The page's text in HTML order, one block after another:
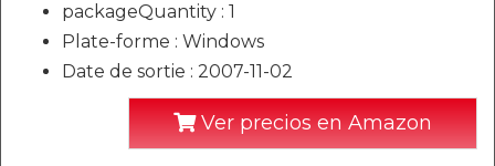
packageQuantity : 1
Plate-forme : Windows
Date de sortie : 2007-11-02
Ver precios en Amazon